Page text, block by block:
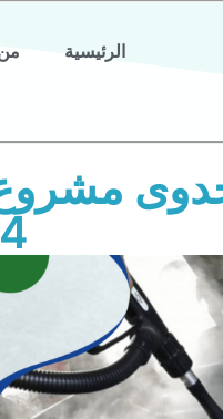
الرئيسية
مشروع